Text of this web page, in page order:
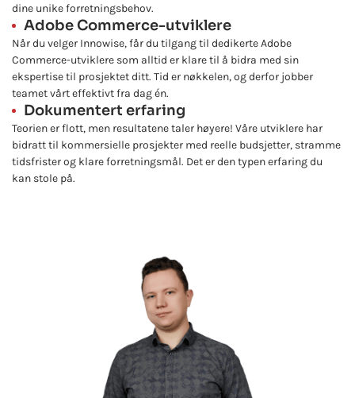
dine unike forretningsbehov.
Adobe Commerce-utviklere
Når du velger Innowise, får du tilgang til dedikerte Adobe
Commerce-utviklere som alltid er klare til å bidra med sin
ekspertise til prosjektet ditt. Tid er nøkkelen, og derfor jobber
teamet vårt effektivt fra dag én.
Dokumentert erfaring
Teorien er flott, men resultatene taler høyere! Våre utviklere har
bidratt til kommersielle prosjekter med reelle budsjetter, stramme
tidsfrister og klare forretningsmål. Det er den typen erfaring du
kan stole på.